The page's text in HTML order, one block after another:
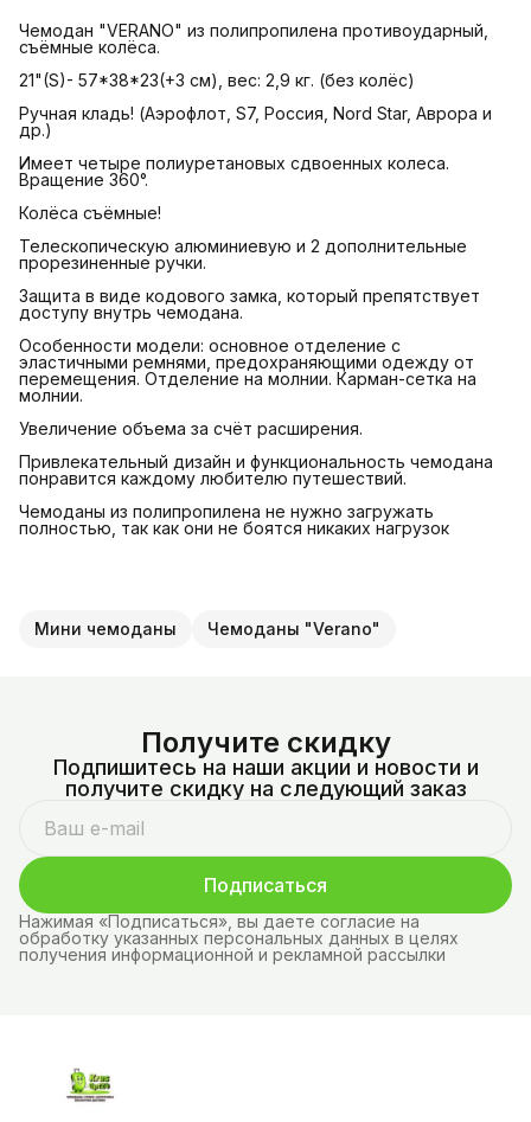
Чемодан "VERANO" из полипропилена противоударный,
съёмные колёса.
21"(S)- 57*38*23(+3 см), вес: 2,9 кг. (без колёс)
Ручная кладь! (Аэрофлот, S7, Россия, Nord Star, Аврора и
др.)
Имеет четыре полиуретановых сдвоенных колеса.
Вращение 360°.
Колёса съёмные!
Телескопическую алюминиевую и 2 дополнительные
прорезиненные ручки.
Защита в виде кодового замка, который препятствует
доступу внутрь чемодана.
Особенности модели: основное отделение с
эластичными ремнями, предохраняющими одежду от
перемещения. Отделение на молнии. Карман-сетка на
молнии.
Увеличение объема за счёт расширения.
Привлекательный дизайн и функциональность чемодана
понравится каждому любителю путешествий.
Чемоданы из полипропилена не нужно загружать
полностью, так как они не боятся никаких нагрузок
Мини чемоданы Чемоданы "Verano"
Получите скидку
Подпишитесь на наши акции и новости и
получите скидку на следующий заказ
Подписаться
Нажимая «Подписаться», вы даете согласие на
обработку указанных персональных данных в целях
получения информационной и рекламной рассылки